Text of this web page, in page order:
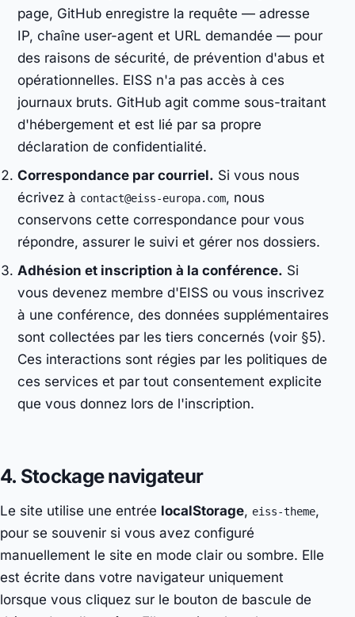
page, GitHub enregistre la requête — adresse
IP, chaîne user-agent et URL demandée — pour
des raisons de sécurité, de prévention d'abus et
opérationnelles. EISS n'a pas accès à ces
journaux bruts. GitHub agit comme sous-traitant
d'hébergement et est lié par sa propre
déclaration de confidentialité.
Correspondance par courriel. Si vous nous
écrivez à contact@eiss-europa.com, nous
conservons cette correspondance pour vous
répondre, assurer le suivi et gérer nos dossiers.
Adhésion et inscription à la conférence. Si
vous devenez membre d'EISS ou vous inscrivez
à une conférence, des données supplémentaires
sont collectées par les tiers concernés (voir §5).
Ces interactions sont régies par les politiques de
ces services et par tout consentement explicite
que vous donnez lors de l'inscription.
4. Stockage navigateur
Le site utilise une entrée localStorage, eiss-theme,
pour se souvenir si vous avez configuré
manuellement le site en mode clair ou sombre. Elle
est écrite dans votre navigateur uniquement
lorsque vous cliquez sur le bouton de bascule de